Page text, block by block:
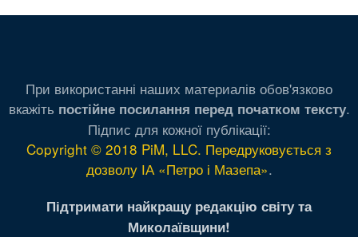
При використанні наших материалів обов'язково
вкажіть постійне посилання перед початком тексту.
Підпис для кожної публікації:
Copyright © 2018 PiM, LLC. Передруковується з
дозволу ІА «Петро і Мазепа».
Підтримати найкращу редакцію світу та
Миколаївщини!